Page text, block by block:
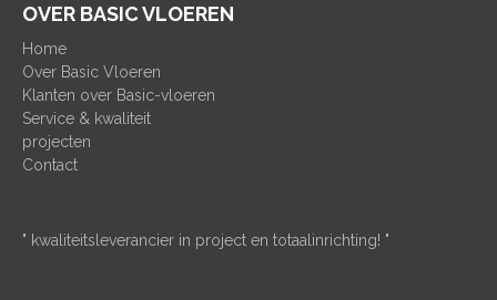
OVER BASIC VLOEREN
Home
Over Basic Vloeren
Klanten over Basic-vloeren
Service & kwaliteit
projecten
Contact
" kwaliteitsleverancier in project en totaalinrichting! "